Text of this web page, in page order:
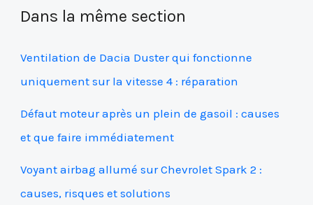
Dans la même section
Ventilation de Dacia Duster qui fonctionne
uniquement sur la vitesse 4 : réparation
Défaut moteur après un plein de gasoil : causes
et que faire immédiatement
Voyant airbag allumé sur Chevrolet Spark 2 :
causes, risques et solutions